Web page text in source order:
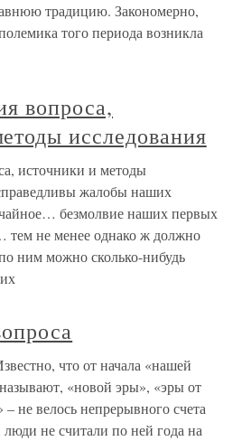
традицию. Закономерно,
того периода возникла
вопроса,
исследования
источники и методы
жалобы наших
безмолвие наших первых
тем не менее однако ж должно
ним можно сколько-нибудь
что от начала «нашей
«новой эры», «эры от
не велось непрерывного счета
не считали по ней года на